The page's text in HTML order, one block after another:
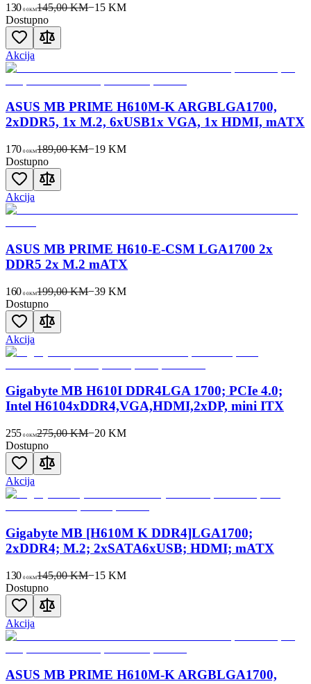
130 00KM145,00 KM−15 KM
Dostupno
Akcija
ASUS MB PRIME H610M-K ARGBLGA1700,
2xDDR5, 1x M.2, 6xUSB1x VGA, 1x HDMI, mATX
170 00KM189,00 KM−19 KM
Dostupno
Akcija
ASUS MB PRIME H610-E-CSM LGA1700 2x
DDR5 2x M.2 mATX
160 00KM199,00 KM−39 KM
Dostupno
Akcija
Gigabyte MB H610I DDR4LGA 1700; PCIe 4.0;
Intel H6104xDDR4,VGA,HDMI,2xDP, mini ITX
255 00KM275,00 KM−20 KM
Dostupno
Akcija
Gigabyte MB [H610M K DDR4]LGA1700;
2xDDR4; M.2; 2xSATA6xUSB; HDMI; mATX
130 00KM145,00 KM−15 KM
Dostupno
Akcija
ASUS MB PRIME H610M-K ARGBLGA1700,